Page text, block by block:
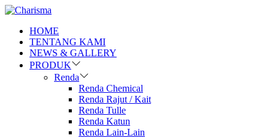
HOME
TENTANG KAMI
NEWS & GALLERY
PRODUK
Renda
Renda Chemical
Renda Rajut / Kait
Renda Tulle
Renda Katun
Renda Lain-Lain